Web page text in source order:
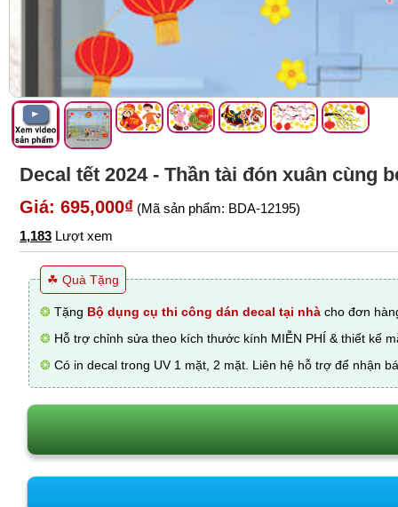
Decal tết 2024 - Thần tài đón xuân cùng
Giá: 695,000₫ (Mã sản phẩm: BDA-12195)
1,183 Lượt xem
☘ Quà Tặng
❂ Tặng Bộ dụng cụ thi công dán decal tại nhà cho đơn
❂ Hỗ trợ chỉnh sửa theo kích thước kính MIỄN PHÍ & thiết kế
❂ Có in decal trong UV 1 mặt, 2 mặt. Liên hệ hỗ trợ để nhận